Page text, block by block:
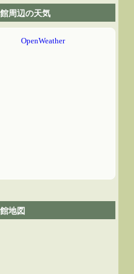
周辺の天気
地図